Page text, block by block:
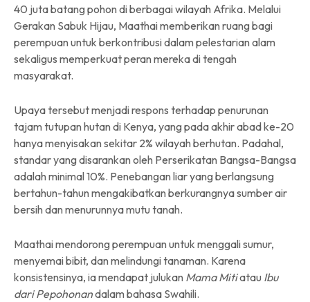
40 juta batang pohon di berbagai wilayah Afrika. Melalui
Gerakan Sabuk Hijau, Maathai memberikan ruang bagi
perempuan untuk berkontribusi dalam pelestarian alam
sekaligus memperkuat peran mereka di tengah
masyarakat.
Upaya tersebut menjadi respons terhadap penurunan
tajam tutupan hutan di Kenya, yang pada akhir abad ke-20
hanya menyisakan sekitar 2% wilayah berhutan. Padahal,
standar yang disarankan oleh Perserikatan Bangsa-Bangsa
adalah minimal 10%. Penebangan liar yang berlangsung
bertahun-tahun mengakibatkan berkurangnya sumber air
bersih dan menurunnya mutu tanah.
Maathai mendorong perempuan untuk menggali sumur,
menyemai bibit, dan melindungi tanaman. Karena
konsistensinya, ia mendapat julukan Mama Mitiatau Ibu
dari Pepohonandalam bahasa Swahili.